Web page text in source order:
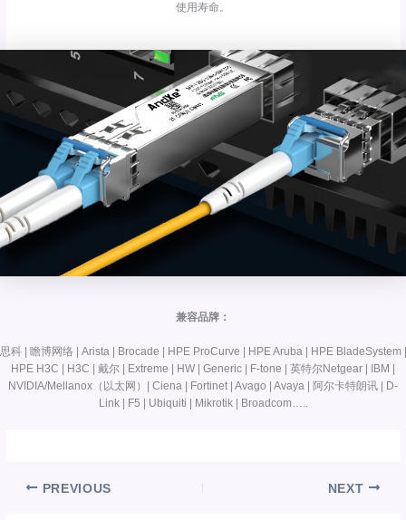
使用寿命。
兼容品牌：
思科 | 瞻博网络 | Arista | Brocade | HPE ProCurve | HPE Aruba | HPE BladeSystem |
HPE H3C | H3C | 戴尔 | Extreme | HW | Generic | F-tone | 英特尔Netgear | IBM |
NVIDIA/Mellanox（以太网）| Ciena | Fortinet | Avago | Avaya | 阿尔卡特朗讯 | D-
Link | F5 | Ubiquiti | Mikrotik | Broadcom…..
PREVIOUS NEXT